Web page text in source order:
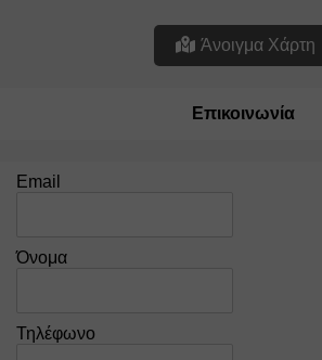
Άνοιγμα Χάρτη
Επικοινωνία
Email
Όνομα
Τηλέφωνο